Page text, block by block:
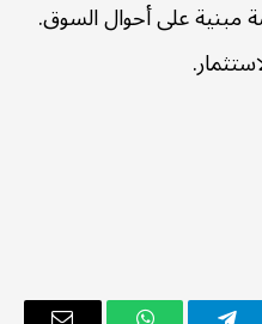
مبنية على أحوال السوق.